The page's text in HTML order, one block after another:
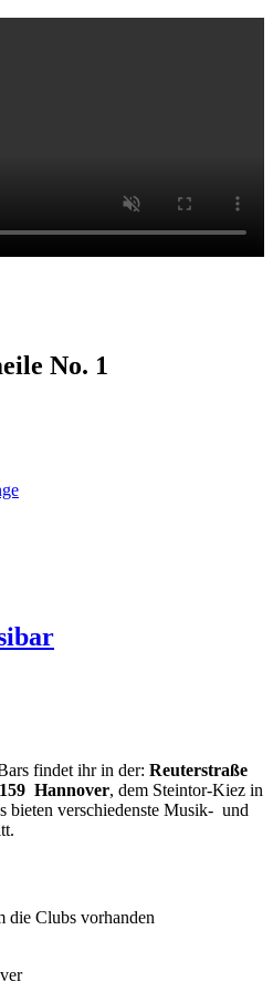
No. 1
findet ihr in der: Reuterstraße
Hannover, dem Steintor-Kiez in
bieten verschiedenste Musik- und
die Clubs vorhanden